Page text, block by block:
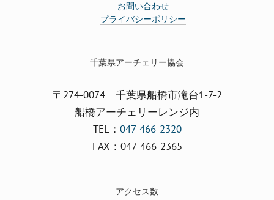
お問い合わせ
プライバシーポリシー
千葉県アーチェリー協会
〒274-0074 千葉県船橋市滝台1-7-2
船橋アーチェリーレンジ内
TEL： 047-466-2320
FAX：047-466-2365
アクセス数